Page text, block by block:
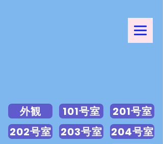
外観 101号室
201号室
202号室
203号室
204号室